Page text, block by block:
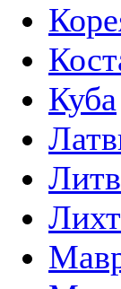
Куба